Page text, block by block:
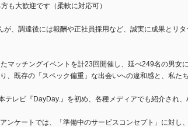
も大歓迎です（柔軟に対応可）
、調達後には報酬や正社員採用など、誠実に成果とリ
マッチングイベントを計23回開催し、延べ249名の男女
、既存の「スペック偏重」な出会いへの違和感と、私た
テレビ『DayDay.』を初め、各種メディアでも紹介され
ンケートでは、「準備中のサービスコンセプト」に対し